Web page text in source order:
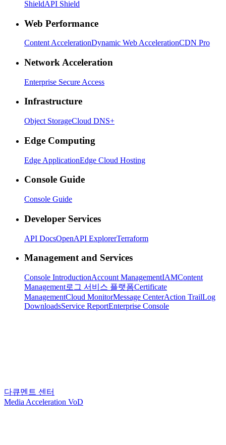
ShieldAPI Shield
Web Performance
Content AccelerationDynamic Web AccelerationCDN Pro
Network Acceleration
Enterprise Secure Access
Infrastructure
Object StorageCloud DNS+
Edge Computing
Edge ApplicationEdge Cloud Hosting
Console Guide
Console Guide
Developer Services
API DocsOpenAPI ExplorerTerraform
Management and Services
Console IntroductionAccount ManagementIAMContent
Management로그 서비스 플랫폼Certificate
ManagementCloud MonitorMessage CenterAction TrailLog
DownloadsService ReportEnterprise Console
다큐멘트 센터
Media Acceleration VoD